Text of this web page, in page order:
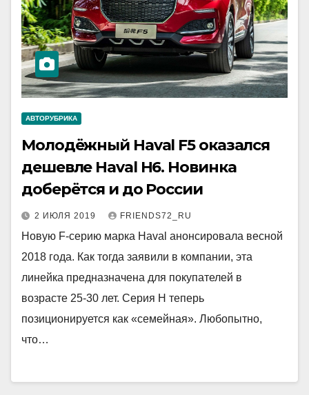
АВТОРУБРИКА
Молодёжный Haval F5 оказался
дешевле Haval H6. Новинка
доберётся и до России
2 ИЮЛЯ 2019 FRIENDS72_RU
Новую F-серию марка Haval анонсировала весной
2018 года. Как тогда заявили в компании, эта
линейка предназначена для покупателей в
возрасте 25-30 лет. Серия H теперь
позиционируется как «семейная». Любопытно,
что…